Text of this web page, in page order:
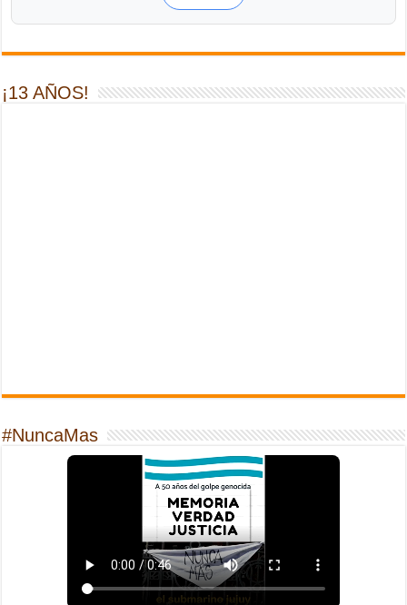
¡13 AÑOS!
#NuncaMas